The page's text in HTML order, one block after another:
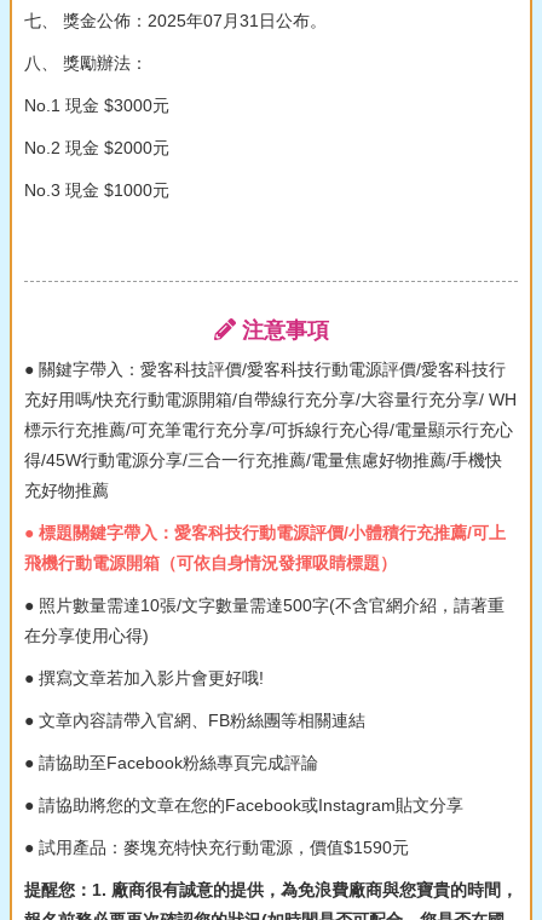
七、 獎金公佈：2025年07月31日公布。
八、 獎勵辦法：
No.1 現金 $3000元
No.2 現金 $2000元
No.3 現金 $1000元
注意事項
● 關鍵字帶入：愛客科技評價/愛客科技行動電源評價/愛客科技行
充好用嗎/快充行動電源開箱/自帶線行充分享/大容量行充分享/ WH
標示行充推薦/可充筆電行充分享/可拆線行充心得/電量顯示行充心
得/45W行動電源分享/三合一行充推薦/電量焦慮好物推薦/手機快
充好物推薦
● 標題關鍵字帶入：愛客科技行動電源評價/小體積行充推薦/可上
飛機行動電源開箱（可依自身情況發揮吸睛標題）
● 照片數量需達10張/文字數量需達500字(不含官網介紹，請著重
在分享使用心得)
● 撰寫文章若加入影片會更好哦!
● 文章內容請帶入官網、FB粉絲團等相關連結
● 請協助至Facebook粉絲專頁完成評論
● 請協助將您的文章在您的Facebook或Instagram貼文分享
● 試用產品：麥塊充特快充行動電源，價值$1590元
提醒您：1. 廠商很有誠意的提供，為免浪費廠商與您寶貴的時間，